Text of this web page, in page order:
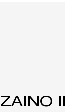
ZAINO